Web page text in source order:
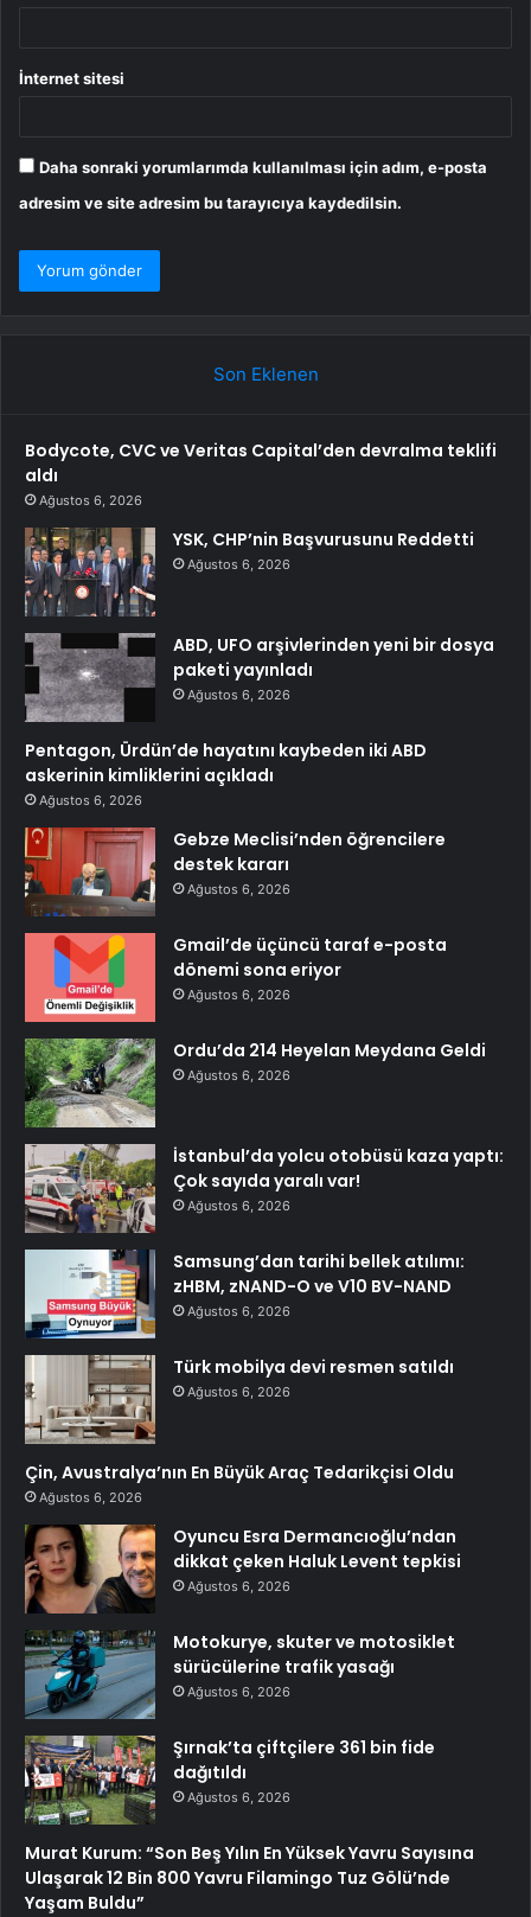
İnternet sitesi
Daha sonraki yorumlarımda kullanılması için adım, e-posta
adresim ve site adresim bu tarayıcıya kaydedilsin.
Son Eklenen
Bodycote, CVC ve Veritas Capital’den devralma teklifi
aldı
Ağustos 6, 2026
YSK, CHP’nin Başvurusunu Reddetti
Ağustos 6, 2026
ABD, UFO arşivlerinden yeni bir dosya
paketi yayınladı
Ağustos 6, 2026
Pentagon, Ürdün’de hayatını kaybeden iki ABD
askerinin kimliklerini açıkladı
Ağustos 6, 2026
Gebze Meclisi’nden öğrencilere
destek kararı
Ağustos 6, 2026
Gmail’de üçüncü taraf e-posta
dönemi sona eriyor
Ağustos 6, 2026
Ordu’da 214 Heyelan Meydana Geldi
Ağustos 6, 2026
İstanbul’da yolcu otobüsü kaza yaptı:
Çok sayıda yaralı var!
Ağustos 6, 2026
Samsung’dan tarihi bellek atılımı:
zHBM, zNAND-O ve V10 BV-NAND
Ağustos 6, 2026
Türk mobilya devi resmen satıldı
Ağustos 6, 2026
Çin, Avustralya’nın En Büyük Araç Tedarikçisi Oldu
Ağustos 6, 2026
Oyuncu Esra Dermancıoğlu’ndan
dikkat çeken Haluk Levent tepkisi
Ağustos 6, 2026
Motokurye, skuter ve motosiklet
sürücülerine trafik yasağı
Ağustos 6, 2026
Şırnak’ta çiftçilere 361 bin fide
dağıtıldı
Ağustos 6, 2026
Murat Kurum: “Son Beş Yılın En Yüksek Yavru Sayısına
Ulaşarak 12 Bin 800 Yavru Filamingo Tuz Gölü’nde
Yaşam Buldu”